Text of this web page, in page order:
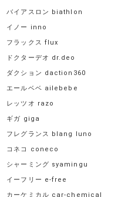
バイアスロン biathlon
イノー inno
フラックス flux
ドクターデオ dr.deo
ダクション daction360
エールベベ ailebebe
レッツオ razo
ギガ giga
フレグランス blang luno
コネコ coneco
シャーミング syamingu
イーフリー e-free
カーケミカル car-chemical